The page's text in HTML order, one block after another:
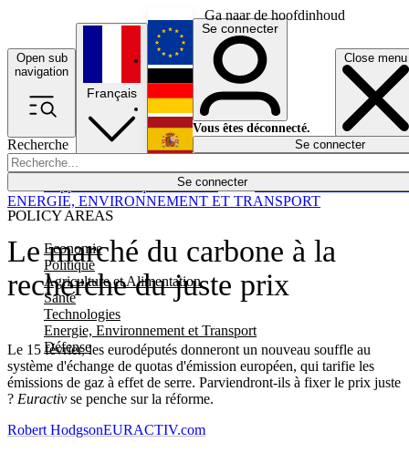
Ga naar de hoofdinhoud
Open sub
navigation
Close menu
Recherche
Se connecter
POLICY AREAS
Economie
Politique
Agriculture et Alimentation
Santé
Technologies
Energie, Environnement et Transport
Défense
Économie
Français
English
Deutsch
Español
Se connecter
Vous êtes déconnecté.
Se connecter
Le marché du carbone à la
recherche du juste prix
Le 15 février, les eurodéputés donneront un nouveau souffle au
système d'échange de quotas d'émission européen, qui tarifie les
émissions de gaz à effet de serre. Parviendront-ils à fixer le prix juste
? Euractiv se penche sur la réforme.
ENERGIE, ENVIRONNEMENT ET TRANSPORT
Robert HodgsonEURACTIV.com